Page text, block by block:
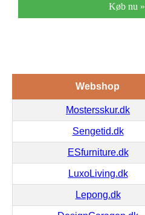
Køb nu »
Webshop
Mostersskur.dk
Sengetid.dk
ESfurniture.dk
LuxoLiving.dk
Lepong.dk